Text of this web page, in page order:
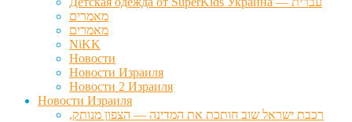
מאמרים
מאמרים
NiKK
Новости
Новости Израиля
Новости 2 Израиля
Новости Израиля
רכבת ישראל שוב חותכת את המדינה — הצפון מנותק,